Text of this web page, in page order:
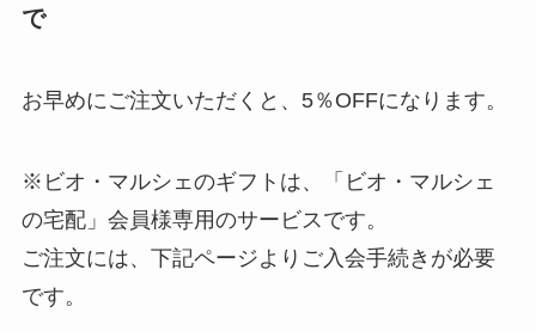
で
お早めにご注文いただくと、5％OFFになります。
※ビオ・マルシェのギフトは、「ビオ・マルシェ
の宅配」会員様専用のサービスです。
ご注文には、下記ページよりご入会手続きが必要
です。